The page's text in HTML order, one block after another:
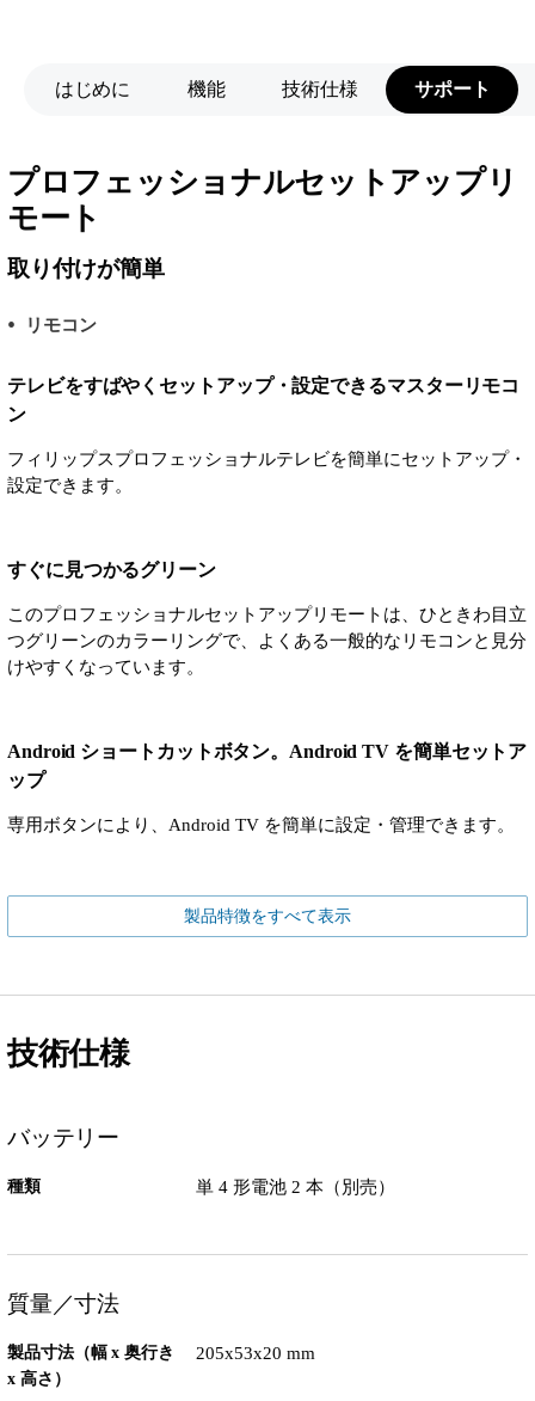
はじめに 機能 技術仕様 サポート
プロフェッショナルセットアップリ
モート
取り付けが簡単
リモコン
テレビをすばやくセットアップ・設定できるマスターリモコ
ン
フィリップスプロフェッショナルテレビを簡単にセットアップ・
設定できます。
すぐに見つかるグリーン
このプロフェッショナルセットアップリモートは、ひときわ目立
つグリーンのカラーリングで、よくある一般的なリモコンと見分
けやすくなっています。
Android ショートカットボタン。Android TV を簡単セットア
ップ
専用ボタンにより、Android TV を簡単に設定・管理できます。
製品特徴をすべて表示
技術仕様
バッテリー
種類 単 4 形電池 2 本（別売）
質量／寸法
製品寸法（幅 x 奥行き
x 高さ）
205x53x20 mm